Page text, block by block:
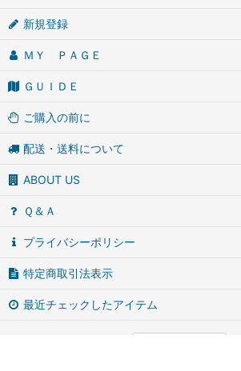
新規登録
ＭＹ ＰＡＧＥ
ＧＵＩＤＥ
ご購入の前に
配送・送料について
ABOUT US
Ｑ＆Ａ
プライバシーポリシー
特定商取引法表示
最近チェックしたアイテム